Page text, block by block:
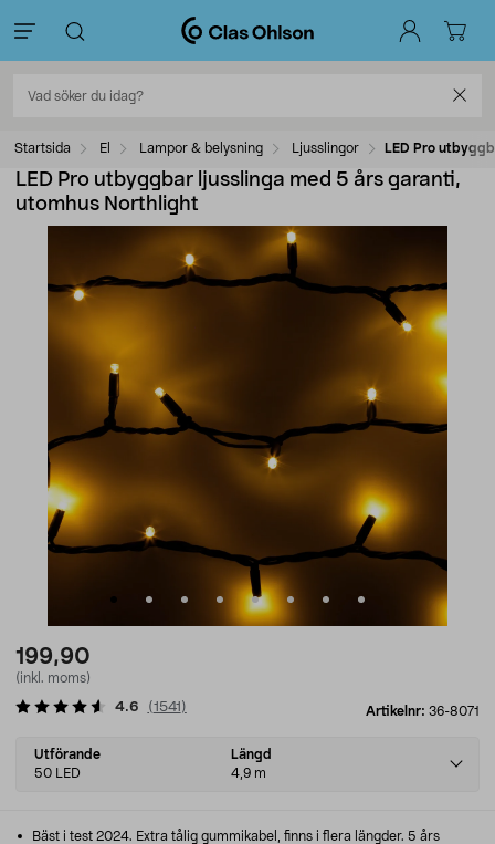
Startsida El Lampor & belysning Ljusslingor LED Pro
LED Pro utbyggbar ljusslinga med 5 års garanti,
utomhus Northlight
199,90
(inkl. moms)
Artikelnr: 36-8071
4.6 (1541 )
Select
variant
Utförande
50 LED
Längd
4,9 m
Bäst i test 2024. Extra tålig gummikabel, finns i flera längder. 5 års